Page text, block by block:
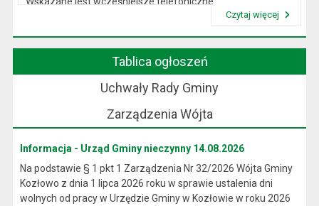
Czytaj więcej
Tablica ogłoszeń
Uchwały Rady Gminy
Zarządzenia Wójta
Informacja - Urząd Gminy nieczynny 14.08.2026
Na podstawie § 1 pkt 1 Zarządzenia Nr 32/2026 Wójta Gminy
Kozłowo z dnia 1 lipca 2026 roku w sprawie ustalenia dni
wolnych od pracy w Urzędzie Gminy w Kozłowie w roku 2026